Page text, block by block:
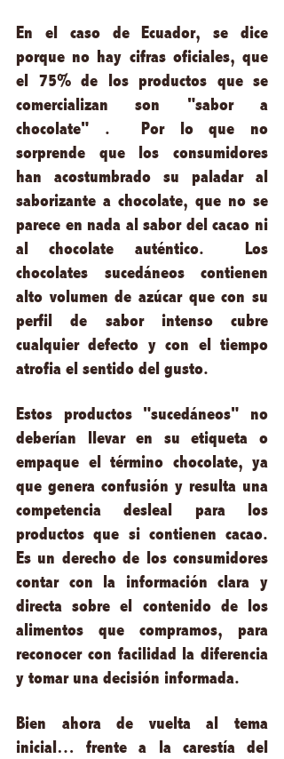
En el caso de Ecuador, se dice
porque no hay cifras oficiales, que
el 75% de los productos que se
comercializan son "sabor a
chocolate" .  Por lo que no
sorprende que los consumidores
han acostumbrado su paladar al
saborizante a chocolate, que no se
parece en nada al sabor del cacao ni
al chocolate auténtico.  Los
chocolates sucedáneos contienen
alto volumen de azúcar que con su
perfil de sabor intenso cubre
cualquier defecto y con el tiempo
atrofia el sentido del gusto.
Estos productos "sucedáneos" no
deberían llevar en su etiqueta o
empaque el término chocolate, ya
que genera confusión y resulta una
competencia desleal para los
productos que si contienen cacao.
Es un derecho de los consumidores
contar con la información clara y
directa sobre el contenido de los
alimentos que compramos, para
reconocer con facilidad la diferencia
y tomar una decisión informada.
Bien ahora de vuelta al tema
inicial… frente a la carestía del